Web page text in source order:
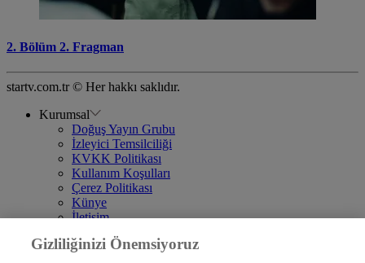
2. Bölüm 2. Fragman
startv.com.tr © Her hakkı saklıdır.
Kurumsal
Doğuş Yayın Grubu
İzleyici Temsilciliği
KVKK Politikası
Kullanım Koşulları
Çerez Politikası
Künye
İletişim
DYG Televizyonlar
Gizliliğinizi Önemsiyoruz